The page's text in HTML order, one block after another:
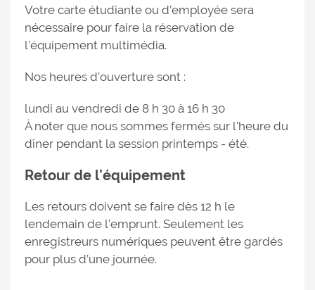
Votre carte étudiante ou d’employée sera
nécessaire pour faire la réservation de
l’équipement multimédia.
Nos heures d’ouverture sont :
lundi au vendredi de 8 h 30 à 16 h 30
À noter que nous sommes fermés sur l'heure du
dîner pendant la session printemps - été.
Retour de l’équipement
Les retours doivent se faire dès 12 h le
lendemain de l’emprunt. Seulement les
enregistreurs numériques peuvent être gardés
pour plus d’une journée.